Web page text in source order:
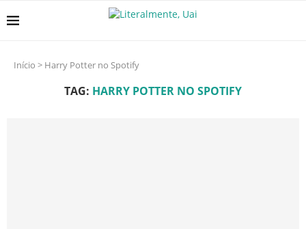
Início > Harry Potter no Spotify
TAG: HARRY POTTER NO SPOTIFY